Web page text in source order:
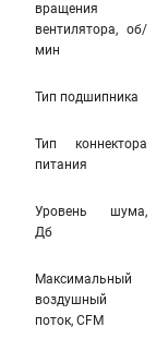
вращения
вентилятора, об/
мин
Тип подшипника
Тип коннектора
питания
Уровень шума,
Дб
Максимальный
воздушный
поток, CFM